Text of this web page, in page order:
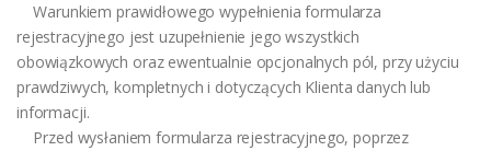
Warunkiem prawidłowego wypełnienia formularza
rejestracyjnego jest uzupełnienie jego wszystkich
obowiązkowych oraz ewentualnie opcjonalnych pól, przy użyciu
prawdziwych, kompletnych i dotyczących Klienta danych lub
informacji.
Przed wysłaniem formularza rejestracyjnego, poprzez